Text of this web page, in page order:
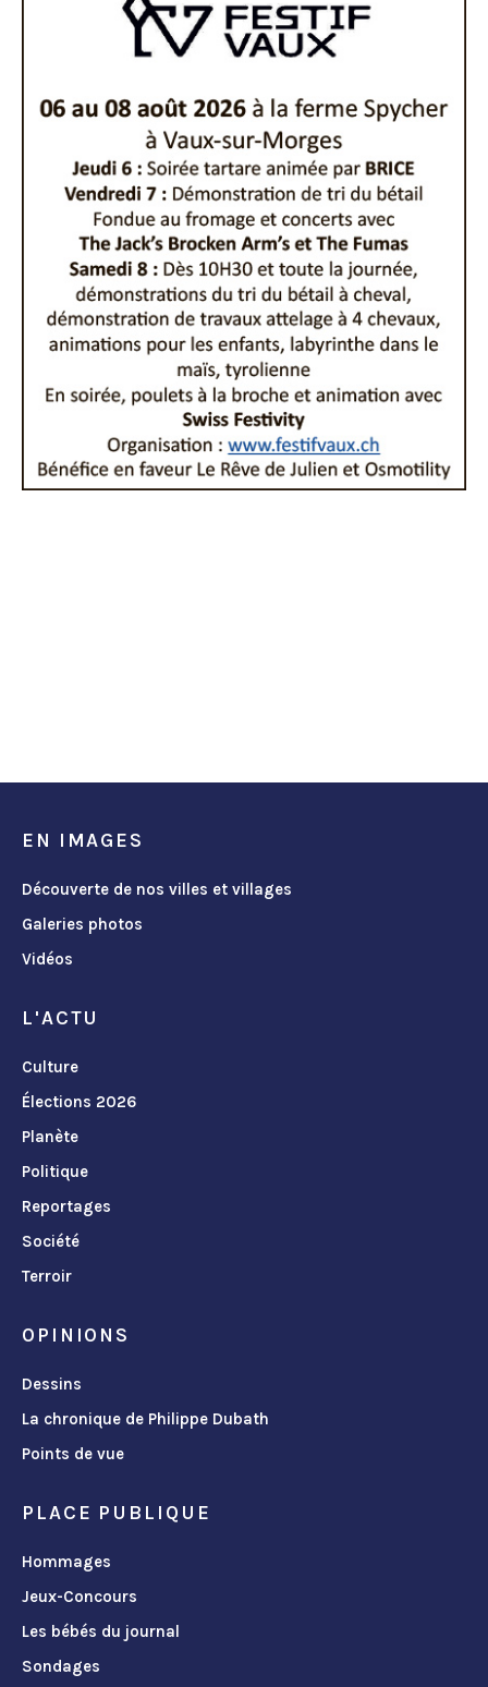
EN IMAGES
Découverte de nos villes et villages
Galeries photos
Vidéos
L'ACTU
Culture
Élections 2026
Planète
Politique
Reportages
Société
Terroir
OPINIONS
Dessins
La chronique de Philippe Dubath
Points de vue
PLACE PUBLIQUE
Hommages
Jeux-Concours
Les bébés du journal
Sondages